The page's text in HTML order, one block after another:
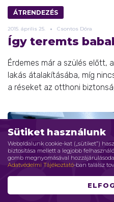
Sütiket használunk
Weboldalunk cookie-kat („sütiket”)
biztosítása mellett a legjobb
gomb megnyomásával
Adatvédelmi Tájékoztató-ban találsz
ÁTRENDEZÉS
2015. április 25. Csontos Dóra
Így teremts
Érdemes már a szülés előtt,
lakás átalakításába, míg
a réseket az otthoni